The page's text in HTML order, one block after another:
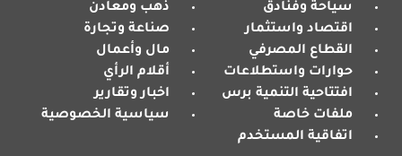
سياحة وفنادق
ذهب ومعادن
اقتصاد واستثمار
صناعة وتجارة
القطاع المصرفي
مال وأعمال
حوارات واستطلاعات
أقلام الرأي
افتتاحية التنمية برس
اخبار وتقارير
ملفات خاصة
سياسية الخصوصية
اتفاقية المستخدم